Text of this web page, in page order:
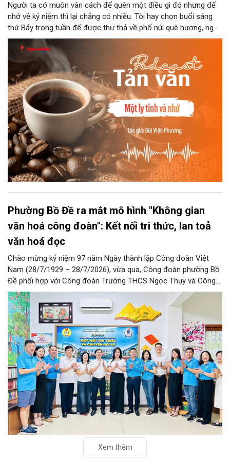
Người ta có muôn vàn cách để quên một điều gì đó nhưng để
nhớ về kỷ niệm thì lại chẳng có nhiều. Tôi hay chọn buổi sáng
thứ Bảy trong tuần để được thư thả về phố núi quê hương, ngồi
đợi giọt đắng của đất đai, mưa nắng điểm từng nhịp xuống
chiếc ly sứ như đợi thời gian mở cánh cửa diệu kì của mình.
Phường Bồ Đề ra mắt mô hình "Không gian
văn hoá công đoàn": Kết nối tri thức, lan toả
văn hoá đọc
Chào mừng kỷ niệm 97 năm Ngày thành lập Công đoàn Việt
Nam (28/7/1929 – 28/7/2026), vừa qua, Công đoàn phường Bồ
Đề phối hợp với Công đoàn Trường THCS Ngọc Thụy và Công
đoàn Trường Tiểu học Ái Mộ B tổ chức Lễ ra mắt Mô hình
“Không gian văn hóa công đoàn”.
Xem thêm